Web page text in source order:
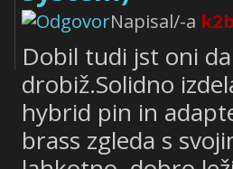
Napisal/-a
Dobil tudi jst oni
drobiž.Solidno
hybrid pin in
brass zgleda s